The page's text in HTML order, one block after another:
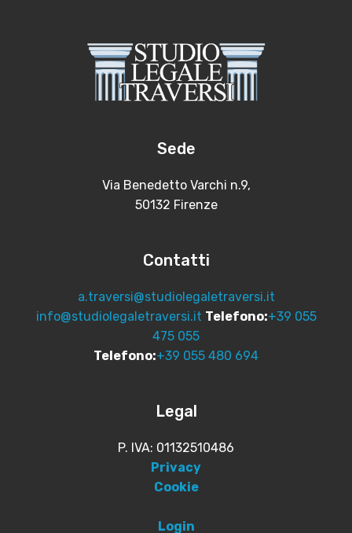
Sede
Via Benedetto Varchi n.9,
50132 Firenze
Contatti
a.traversi@studiolegaletraversi.it
info@studiolegaletraversi.it Telefono:+39 055
475 055
Telefono:+39 055 480 694
Legal
P. IVA: 01132510486
Privacy
Cookie
Login